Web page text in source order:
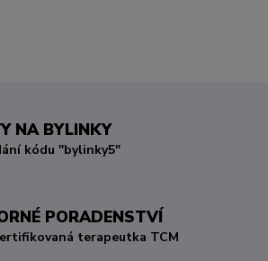
NA BYLINKY
kódu "bylinky5"
PORADENSTVÍ
terapeutka TCM